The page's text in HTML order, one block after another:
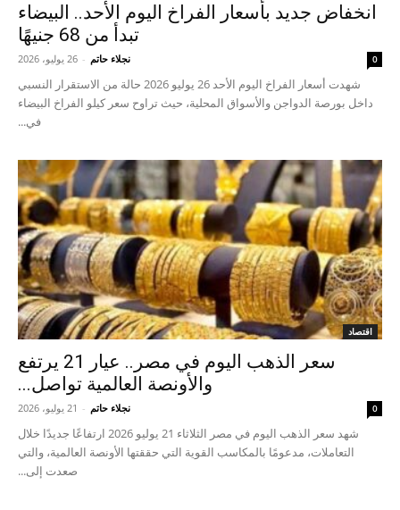
انخفاض جديد بأسعار الفراخ اليوم الأحد.. البيضاء
تبدأ من 68 جنيهًا
نجلاء حاتم - 26 يوليو، 2026 0
شهدت أسعار الفراخ اليوم الأحد 26 يوليو 2026 حالة من الاستقرار النسبي
داخل بورصة الدواجن والأسواق المحلية، حيث تراوح سعر كيلو الفراخ البيضاء
في...
اقتصاد
سعر الذهب اليوم في مصر.. عيار 21 يرتفع
والأونصة العالمية تواصل...
نجلاء حاتم - 21 يوليو، 2026 0
شهد سعر الذهب اليوم في مصر الثلاثاء 21 يوليو 2026 ارتفاعًا جديدًا خلال
التعاملات، مدعومًا بالمكاسب القوية التي حققتها الأونصة العالمية، والتي
صعدت إلى...